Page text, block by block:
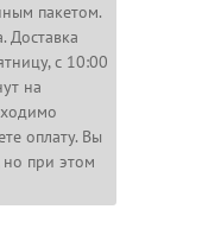
пакетом.
Доставка
с 10:00
на
оплату. Вы
но при этом